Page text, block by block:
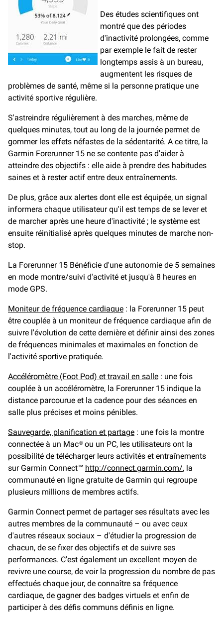
Des études scientifiques ont
montré que des périodes
d'inactivité prolongées, comme
par exemple le fait de rester
longtemps assis à un bureau,
augmentent les risques de
problèmes de santé, même si la personne pratique une
activité sportive régulière.
S'astreindre régulièrement à des marches, même de
quelques minutes, tout au long de la journée permet de
gommer les effets néfastes de la sédentarité. A ce titre, la
Garmin Forerunner 15 ne se contente pas d'aider à
atteindre des objectifs : elle aide à prendre des habitudes
saines et à rester actif entre deux entraînements.
De plus, grâce aux alertes dont elle est équipée, un signal
informera chaque utilisateur qu'il est temps de se lever et
de marcher après une heure d'inactivité ; le système est
ensuite réinitialisé après quelques minutes de marche non-
stop.
La Forerunner 15 Bénéficie d'une autonomie de 5 semaines
en mode montre/suivi d'activité et jusqu'à 8 heures en
mode GPS.
Moniteur de fréquence cardiaque : la Forerunner 15 peut
être couplée à un moniteur de fréquence cardiaque afin de
suivre l'évolution de cette dernière et définir ainsi des zones
de fréquences minimales et maximales en fonction de
l'activité sportive pratiquée.
Accéléromètre (Foot Pod) et travail en salle : une fois
couplée à un accéléromètre, la Forerunner 15 indique la
distance parcourue et la cadence pour des séances en
salle plus précises et moins pénibles.
Sauvegarde, planification et partage : une fois la montre
connectée à un Mac® ou un PC, les utilisateurs ont la
possibilité de télécharger leurs activités et entraînements
sur Garmin Connect™ http://connect.garmin.com/, la
communauté en ligne gratuite de Garmin qui regroupe
plusieurs millions de membres actifs.
Garmin Connect permet de partager ses résultats avec les
autres membres de la communauté – ou avec ceux
d'autres réseaux sociaux – d'étudier la progression de
chacun, de se fixer des objectifs et de suivre ses
performances. C'est également un excellent moyen de
revivre une course, de voir la progression du nombre de pas
effectués chaque jour, de connaître sa fréquence
cardiaque, de gagner des badges virtuels et enfin de
participer à des défis communs définis en ligne.